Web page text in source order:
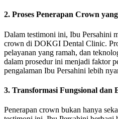
2. Proses Penerapan Crown
Dalam testimoni ini, Ibu Persahini
crown di DOKGI Dental Clinic.
pelayanan yang ramah, dan
dalam prosedur ini menjadi faktor
pengalaman Ibu Persahini lebih
3. Transformasi Fungsional dan
Penerapan crown bukan hanya